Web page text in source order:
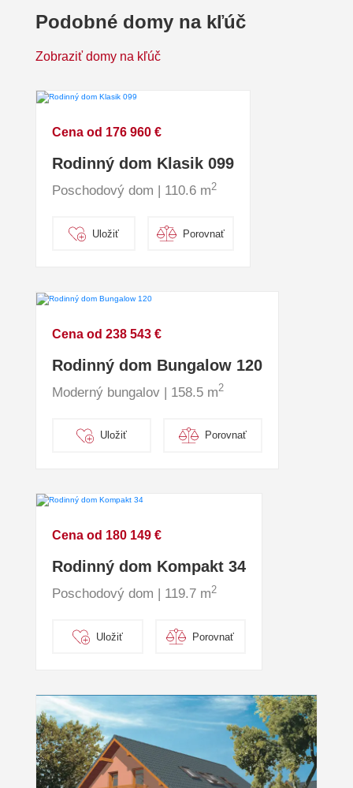
Podobné domy na kľúč
Zobraziť domy na kľúč
Cena od 176 960 €
Rodinný dom Klasik 099
Poschodový dom | 110.6 m2
Uložiť Porovnať
Cena od 238 543 €
Rodinný dom Bungalow 120
Moderný bungalov | 158.5 m2
Uložiť Porovnať
Cena od 180 149 €
Rodinný dom Kompakt 34
Poschodový dom | 119.7 m2
Uložiť Porovnať